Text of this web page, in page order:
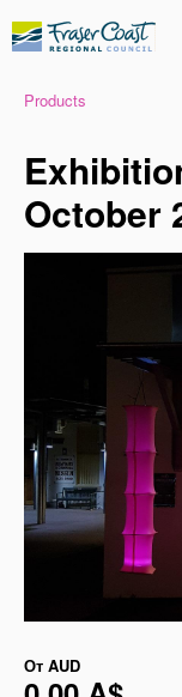
Products
October
От AUD